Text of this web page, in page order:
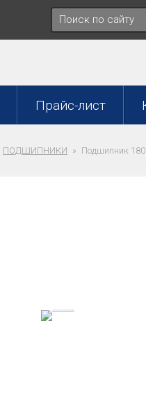
Прайс-лист
ПОДШИПНИКИ Подшипник